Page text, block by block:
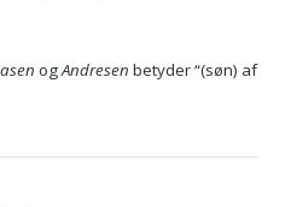
ogAndresen betyder “(søn) af